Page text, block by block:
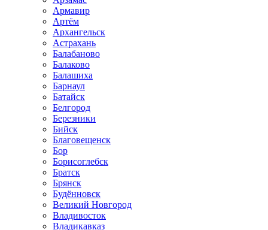
Армавир
Артём
Архангельск
Астрахань
Балабаново
Балаково
Балашиха
Барнаул
Батайск
Белгород
Березники
Бийск
Благовещенск
Бор
Борисоглебск
Братск
Брянск
Будённовск
Великий Новгород
Владивосток
Владикавказ